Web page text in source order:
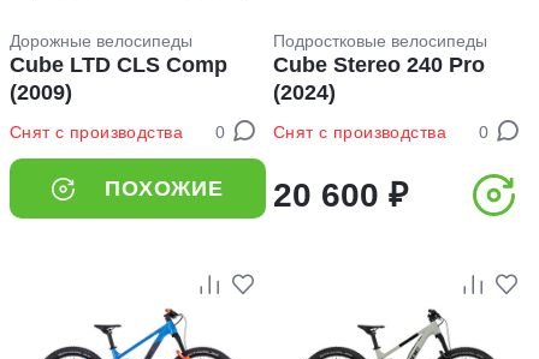
Дорожные велосипеды
Cube LTD CLS Comp
(2009)
Снят с производства 0
ПОХОЖИЕ
Подростковые велосипеды
Cube Stereo 240 Pro
(2024)
Снят с производства 0
20 600 ₽